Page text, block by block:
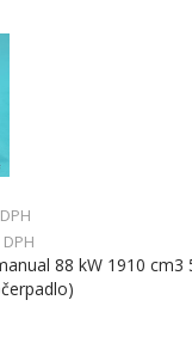
88 kW 1910 cm3